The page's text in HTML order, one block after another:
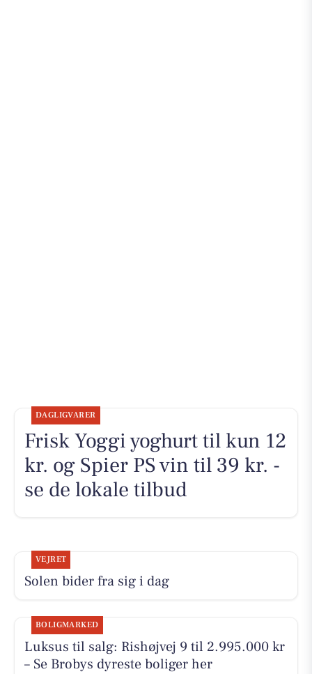
DAGLIGVARER
Frisk Yoggi yoghurt til kun 12
kr. og Spier PS vin til 39 kr. -
se de lokale tilbud
VEJRET
Solen bider fra sig i dag
BOLIGMARKED
Luksus til salg: Rishøjvej 9 til 2.995.000 kr
– Se Brobys dyreste boliger her